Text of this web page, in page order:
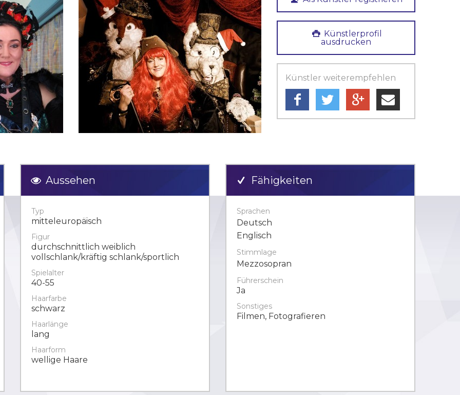
Künstlerprofil
ausdrucken
Künstler weiterempfehlen
Aussehen
Typ
mitteleuropäisch
Figur
durchschnittlich weiblich
vollschlank/kräftig schlank/sportlich
Spielalter
40-55
Haarfarbe
schwarz
Haarlänge
lang
Haarform
wellige Haare
Fähigkeiten
Sprachen
Deutsch
Englisch
Stimmlage
Mezzosopran
Führerschein
Ja
Sonstiges
Filmen, Fotografieren